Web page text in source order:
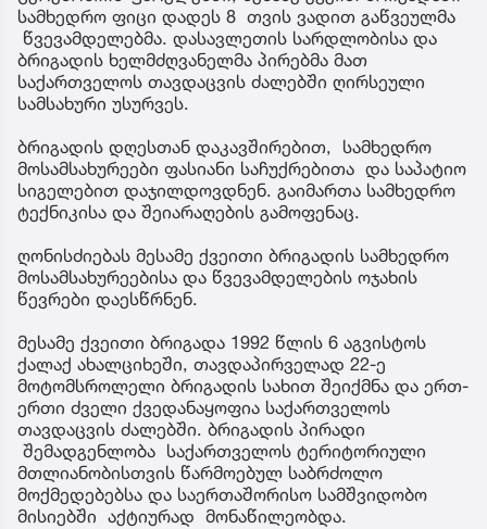
სამხედრო ფიცი დადეს 8 თვის ვადით გაწვეულმა
წვევამდელებმა. დასავლეთის სარდლობისა და
ბრიგადის ხელმძღვანელმა პირებმა მათ
საქართველოს თავდაცვის ძალებში ღირსეული
სამსახური უსურვეს.
ბრიგადის დღესთან დაკავშირებით, სამხედრო
მოსამსახურეები ფასიანი საჩუქრებითა და საპატიო
სიგელებით დაჯილდოვდნენ. გაიმართა სამხედრო
ტექნიკისა და შეიარაღების გამოფენაც.
ღონისძიებას მესამე ქვეითი ბრიგადის სამხედრო
მოსამსახურეებისა და წვევამდელების ოჯახის
წევრები დაესწრნენ.
მესამე ქვეითი ბრიგადა 1992 წლის 6 აგვისტოს
ქალაქ ახალციხეში, თავდაპირველად 22-ე
მოტომსროლელი ბრიგადის სახით შეიქმნა და ერთ-
ერთი ძველი ქვედანაყოფია საქართველოს
თავდაცვის ძალებში. ბრიგადის პირადი
შემადგენლობა საქართველოს ტერიტორიული
მთლიანობისთვის წარმოებულ საბრძოლო
მოქმედებებსა და საერთაშორისო სამშვიდობო
მისიებში აქტიურად მონაწილეობდა.